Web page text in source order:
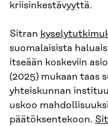
kriisinkestävyyttä.
Sitran
suomalaisista
itseään koskeviin
(2025) mukaan taas
yhteiskunnan
uskoo
päätöksentekoon.